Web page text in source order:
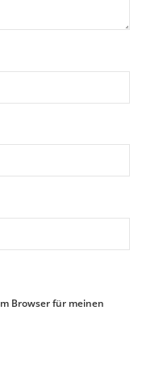
Browser für meinen